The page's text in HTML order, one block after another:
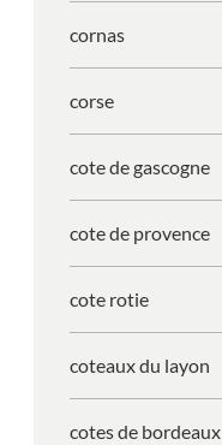
cornas
corse
cote de gascogne
cote de provence
cote rotie
coteaux du layon
cotes de bordeaux